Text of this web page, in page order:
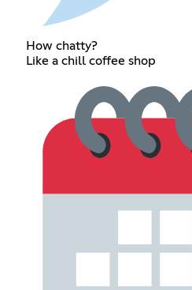
How chatty?
Like a chill coffee shop